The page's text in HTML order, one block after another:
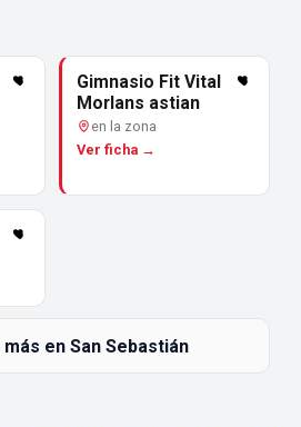
Gimnasio Fit Vital
Morlans astian
en la zona
Ver ficha →
en San Sebastián